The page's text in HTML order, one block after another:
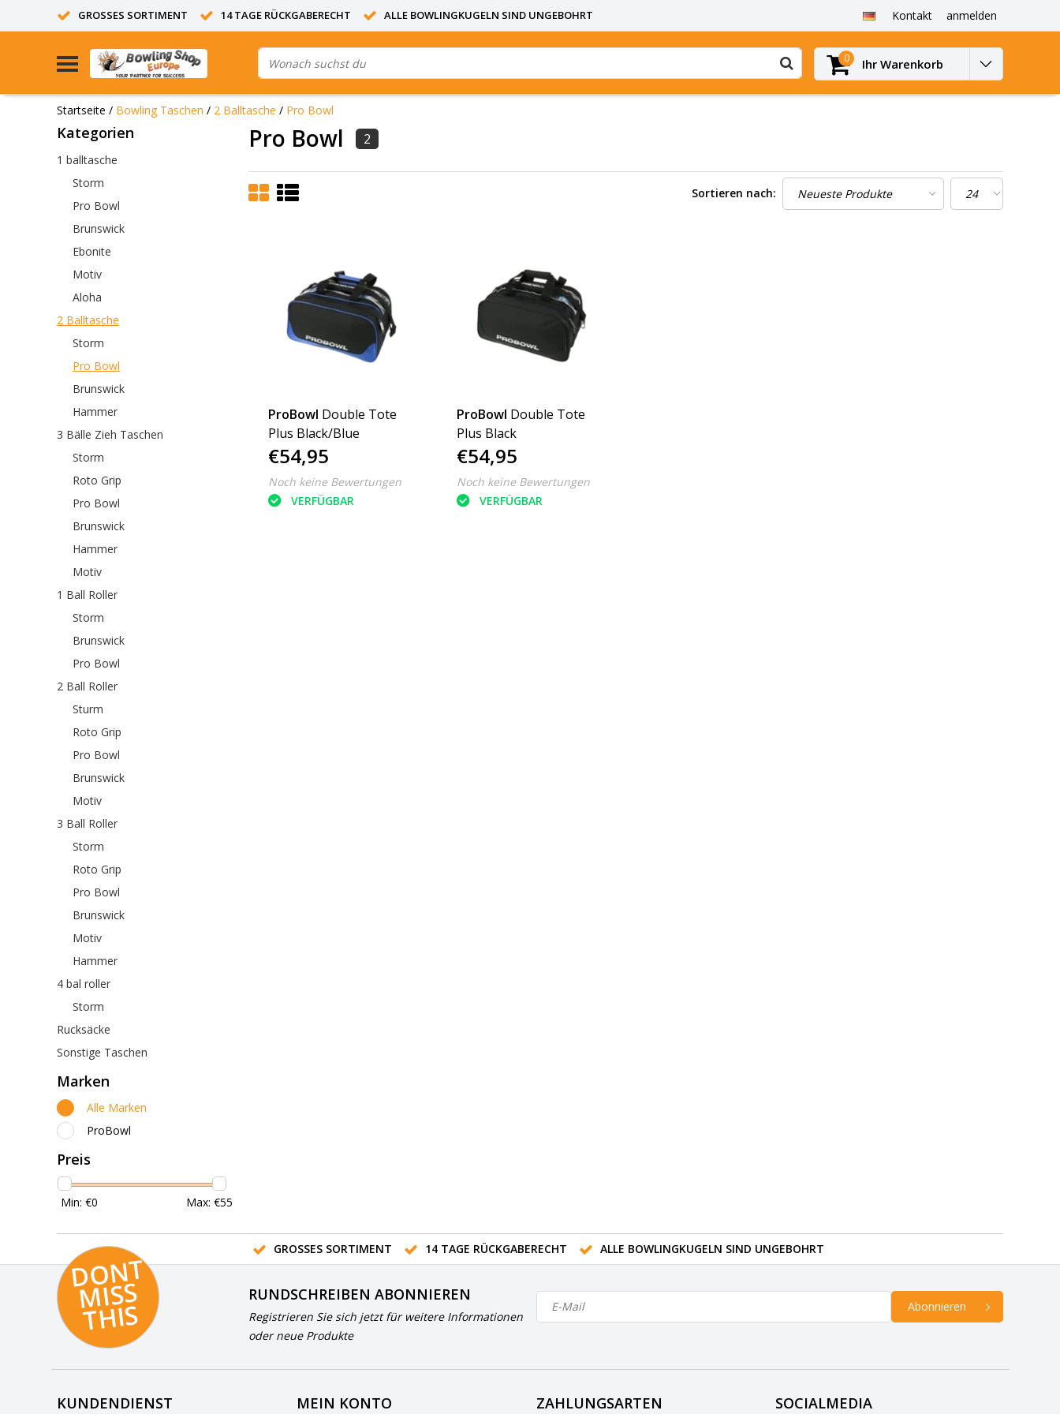
GROSSES SORTIMENT 14 TAGE RÜCKGABERECHT ALLE BOWLINGKUGELN SIND UNGEBOHRT Kontakt anmelden
0 Ihr Warenkorb
Startseite / Bowling Taschen / 2 Balltasche / Pro Bowl
Kategorien
1 balltasche
Storm
Pro Bowl
Brunswick
Ebonite
Motiv
Aloha
2 Balltasche
Storm
Pro Bowl
Brunswick
Hammer
3 Bälle Zieh Taschen
Storm
Roto Grip
Pro Bowl
Brunswick
Hammer
Motiv
1 Ball Roller
Storm
Brunswick
Pro Bowl
2 Ball Roller
Sturm
Roto Grip
Pro Bowl
Brunswick
Motiv
3 Ball Roller
Storm
Roto Grip
Pro Bowl
Brunswick
Motiv
Hammer
4 bal roller
Storm
Rucksäcke
Sonstige Taschen
Marken
Alle Marken
ProBowl
Preis
Min: €0 Max: €55
Pro Bowl 2
Sortieren nach:
ProBowl Double Tote
Plus Black/Blue
€54,95
Noch keine Bewertungen
VERFÜGBAR
ProBowl Double Tote
Plus Black
€54,95
Noch keine Bewertungen
VERFÜGBAR
GROSSES SORTIMENT 14 TAGE RÜCKGABERECHT ALLE BOWLINGKUGELN SIND UNGEBOHRT
D
O
N
T
MI
S
S
T
HI
S
RUNDSCHREIBEN ABONNIEREN
Registrieren Sie sich jetzt für weitere Informationen
oder neue Produkte
Abonnieren
KUNDENDIENST MEIN KONTO ZAHLUNGSARTEN SOCIALMEDIA